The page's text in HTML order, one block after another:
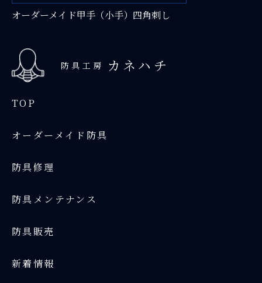
オーダーメイド甲手（小手）四角刺し
防具工房 カネハチ
TOP
オーダーメイド防具
防具修理
防具メンテナンス
防具販売
新着情報